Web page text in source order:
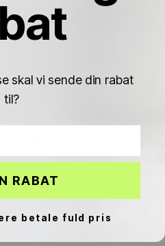
DAG-TIL-DAG
fra 1.275kr1.500kr
skal vi sende din rabat
til?
RABAT
betale fuld pris